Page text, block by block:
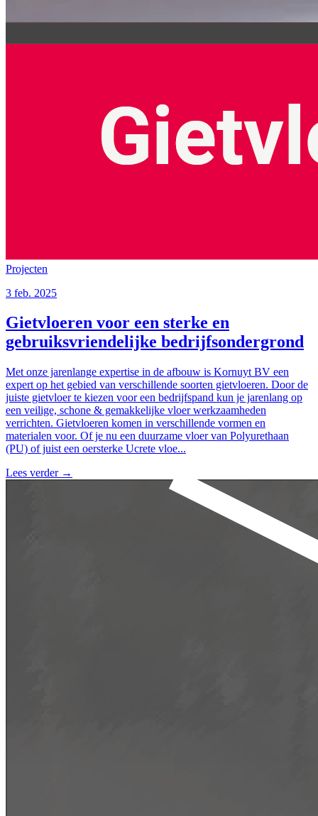
Projecten
3 feb. 2025
Gietvloeren voor een sterke en
gebruiksvriendelijke bedrijfsondergrond
Met onze jarenlange expertise in de afbouw is Kornuyt BV een
expert op het gebied van verschillende soorten gietvloeren. Door de
juiste gietvloer te kiezen voor een bedrijfspand kun je jarenlang op
een veilige, schone & gemakkelijke vloer werkzaamheden
verrichten. Gietvloeren komen in verschillende vormen en
materialen voor. Of je nu een duurzame vloer van Polyurethaan
(PU) of juist een oersterke Ucrete vloe...
Lees verder →